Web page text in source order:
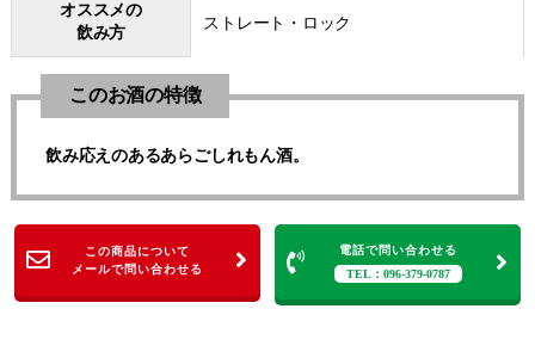
オススメの
飲み方
ストレート・ロック
このお酒の特徴
飲み応えのあるあらごしれもん酒。
この商品について
メールで問い合わせる
電話で問い合わせる
TEL：096-379-0787